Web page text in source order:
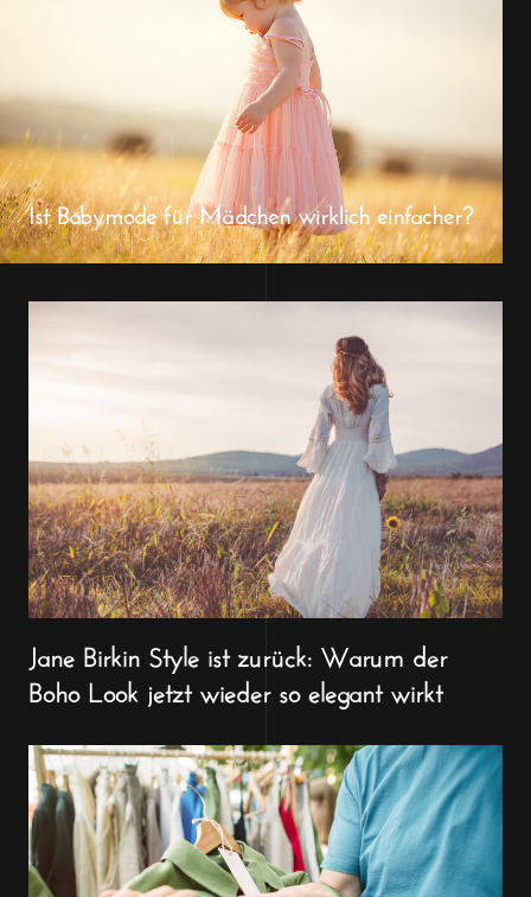
Ist Babymode für Mädchen wirklich einfacher?
Jane Birkin Style ist zurück: Warum der
Boho Look jetzt wieder so elegant wirkt